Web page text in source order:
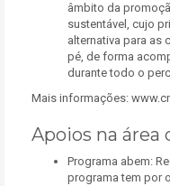
âmbito da
sustentável, cujo
alternativa para as
pé, de forma
durante todo o
Mais informações:
Apoios na área
Programa abem:
programa tem por